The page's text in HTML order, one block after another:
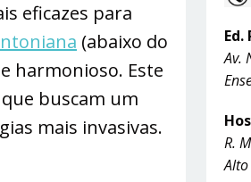
eficazes para
(abaixo do
harmonioso. Este
buscam um
mais invasivas.
Av.
R.
Alto